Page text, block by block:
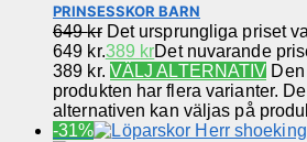
PRINSESSKOR BARN
649kr Det ursprungliga priset
649 kr.389 krDet nuvarande
389 kr. VÄLJ ALTERNATIV
produkten har flera varianter.
alternativen kan väljas på
-31%